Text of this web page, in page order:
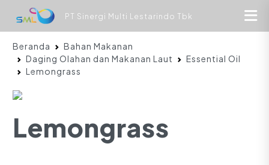
PT Sinergi Multi Lestarindo Tbk
Beranda
Bahan Makanan
Daging Olahan dan Makanan Laut
Essential Oil
Lemongrass
Lemongrass